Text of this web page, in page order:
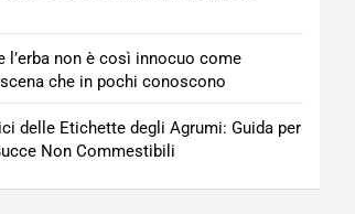
l’erba non è così innocuo come
che in pochi conoscono
delle Etichette degli Agrumi: Guida per
Non Commestibili